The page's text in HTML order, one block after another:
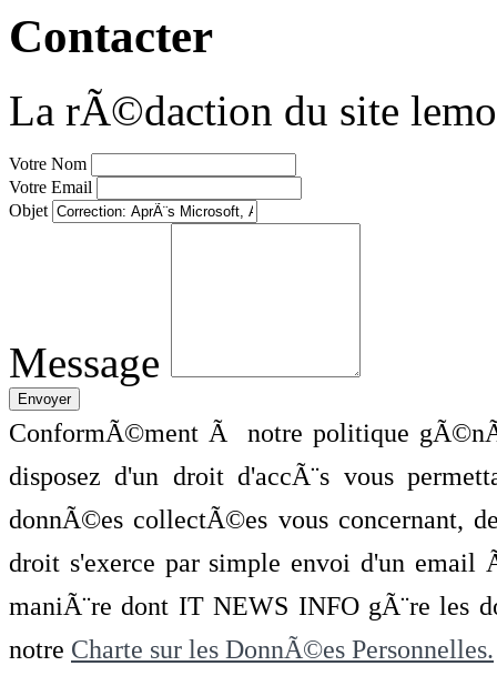
Contacter
La rÃ©daction du site
Votre Nom
Votre Email
Objet
Message
ConformÃ©ment Ã notre politique
disposez d'un droit d'accÃ¨s vous
donnÃ©es collectÃ©es vous concernant,
droit s'exerce par simple envoi d'un
maniÃ¨re dont IT NEWS INFO gÃ¨re les
notre Charte sur les DonnÃ©es Personnelles.